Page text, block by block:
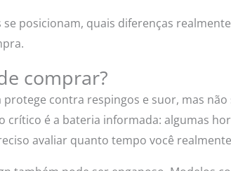
posicionam, quais diferenças
comprar?
contra respingos e suor, mas
é a bateria informada: algumas
avaliar quanto tempo você